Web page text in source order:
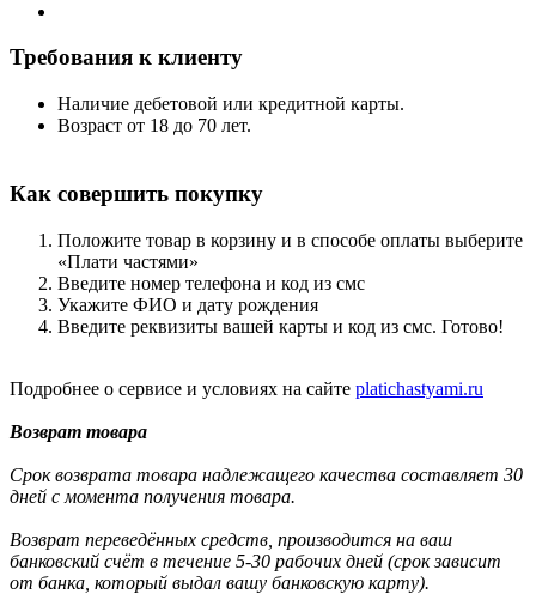
Требования к клиенту
Наличие дебетовой или кредитной карты.
Возраст от 18 до 70 лет.
Как совершить покупку
Положите товар в корзину и в способе оплаты выберите
«Плати частями»
Введите номер телефона и код из смс
Укажите ФИО и дату рождения
Введите реквизиты вашей карты и код из смс. Готово!
Подробнее о сервисе и условиях на сайте platichastyami.ru
Возврат товара
Срок возврата товара надлежащего качества составляет 30
дней с момента получения товара.
Возврат переведённых средств, производится на ваш
банковский счёт в течение 5-30 рабочих дней (срок зависит
от банка, который выдал вашу банковскую карту).